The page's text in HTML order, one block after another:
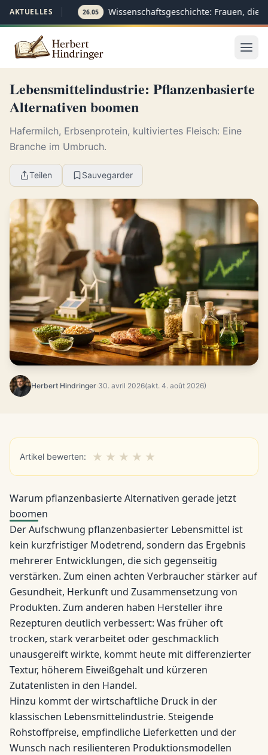
AKTUELLES 26.05 Wissenschaftsgeschichte: Frauen, die
Lebensmittelindustrie: Pflanzenbasierte
Alternativen boomen
Hafermilch, Erbsenprotein, kultiviertes Fleisch: Eine
Branche im Umbruch.
Teilen Sauvegarder
Herbert Hindringer·30. avril 2026(akt. 4. août 2026)
Artikel bewerten: ★ ★ ★ ★ ★
Warum pflanzenbasierte Alternativen gerade jetzt
boomen
Der Aufschwung pflanzenbasierter Lebensmittel ist
kein kurzfristiger Modetrend, sondern das Ergebnis
mehrerer Entwicklungen, die sich gegenseitig
verstärken. Zum einen achten Verbraucher stärker auf
Gesundheit, Herkunft und Zusammensetzung von
Produkten. Zum anderen haben Hersteller ihre
Rezepturen deutlich verbessert: Was früher oft
trocken, stark verarbeitet oder geschmacklich
unausgereift wirkte, kommt heute mit differenzierter
Textur, höherem Eiweißgehalt und kürzeren
Zutatenlisten in den Handel.
Hinzu kommt der wirtschaftliche Druck in der
klassischen Lebensmittelindustrie. Steigende
Rohstoffpreise, empfindliche Lieferketten und der
Wunsch nach resilienteren Produktionsmodellen